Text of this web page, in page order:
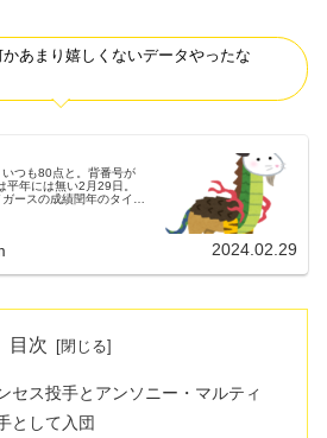
あまり嬉しくないデータやったな
つも80点と。背番号が
年には無い2月29日。
ースの成績閏年のタイガ
2024.02.29
目次
セス投手とアンソニー・マルティ
として入団